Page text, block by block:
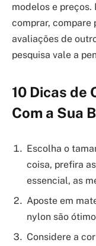
modelos e preços.
comprar, compare
avaliações de
pesquisa vale a
10 Dicas de
Com a Sua
Escolha o
coisa, prefira
essencial, as
Aposte em
nylon são
Considere a